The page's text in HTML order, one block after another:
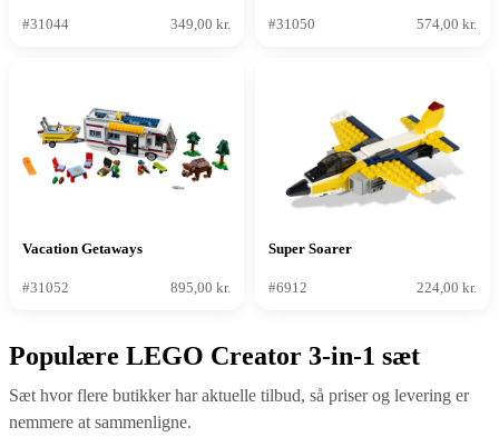
#31044 349,00 kr. #31050 574,00 kr.
Vacation Getaways
#31052 895,00 kr.
Super Soarer
#6912 224,00 kr.
Populære LEGO Creator 3-in-1 sæt
Sæt hvor flere butikker har aktuelle tilbud, så priser og levering er
nemmere at sammenligne.